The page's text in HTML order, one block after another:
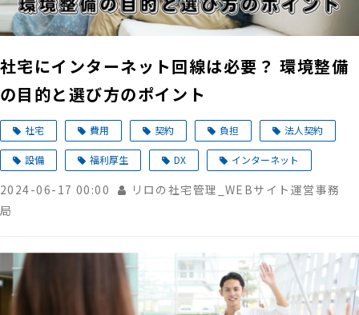
社宅にインターネット回線は必要？ 環境整備
の目的と選び方のポイント
社宅 費用 契約 負担 法人契約
設備 福利厚生 DX インターネット
2024-06-17 00:00
リロの社宅管理_WEBサイト運営事務
局